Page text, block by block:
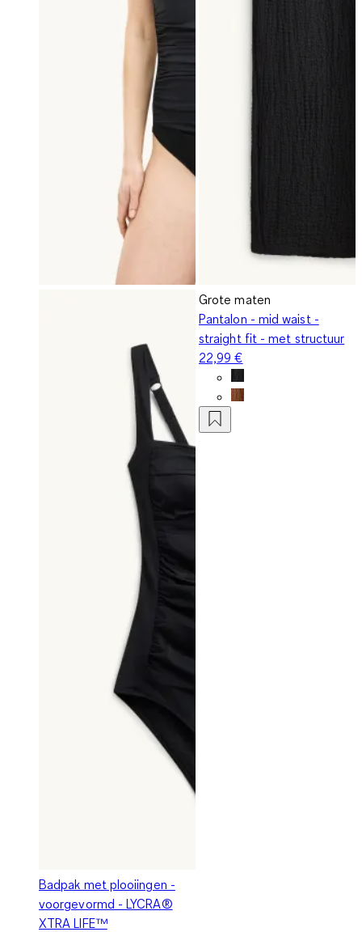
Badpak met plooiingen -
voorgevormd - LYCRA®
XTRA LIFE™
Grote maten
Pantalon - mid waist -
straight fit - met structuur
22,99 €